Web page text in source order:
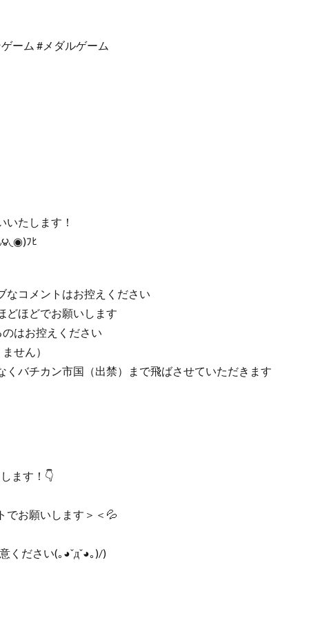
ーム #メダルゲーム
たします！
ﾌﾋ
なコメントはお控えください
どほどでお願いします
はお控えください
せん）
バチカン市国（出禁）まで飛ばさせていただきます
ます！👇
お願いします＞＜💦
ください(｡◕ˇдˇ​◕｡)/)